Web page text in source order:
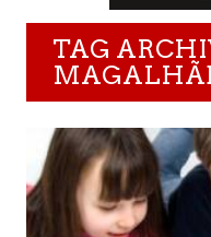
TAG